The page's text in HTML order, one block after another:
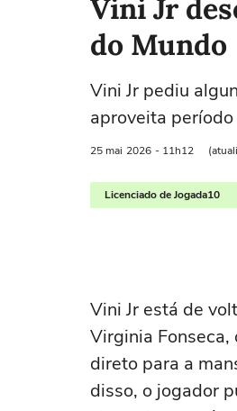
Vini Jr
do Mundo
Vini Jr pediu
aproveita
25 mai 2026 - 11h12
Licenciado de Jogada10
Vini Jr está de
Virginia Fonseca,
direto para a
disso, o jogador